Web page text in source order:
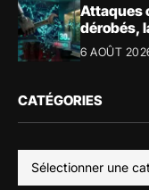
Attaques
dérobés,
6 AOÛT
CATÉGORIES